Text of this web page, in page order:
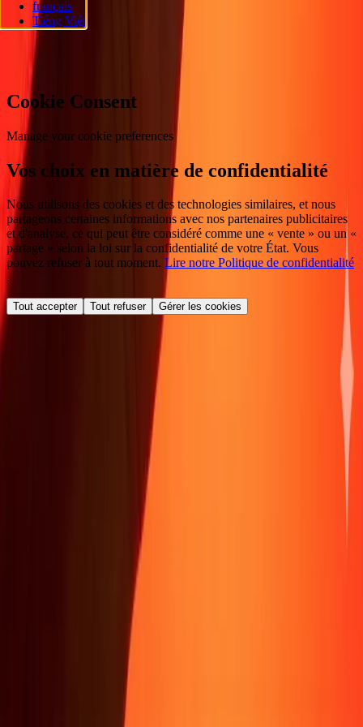
réservés.
Préférences en matière de cookies
français
Tiếng Việt
Cookie Consent
Manage your cookie preferences
Vos choix en matière de confidentialité
Nous utilisons des cookies et des technologies similaires, et nous
partageons certaines informations avec nos partenaires publicitaires
et d'analyse, ce qui peut être considéré comme une « vente » ou un «
partage » selon la loi sur la confidentialité de votre État. Vous
pouvez refuser à tout moment. Lire notre Politique de confidentialité
.
Tout accepter Tout refuser Gérer les cookies